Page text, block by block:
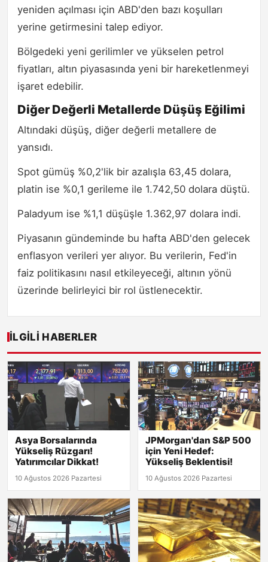
yeniden açılması için ABD'den bazı koşulları
yerine getirmesini talep ediyor.
Bölgedeki yeni gerilimler ve yükselen petrol
fiyatları, altın piyasasında yeni bir hareketlenmeyi
işaret edebilir.
Diğer Değerli Metallerde Düşüş Eğilimi
Altındaki düşüş, diğer değerli metallere de
yansıdı.
Spot gümüş %0,2'lik bir azalışla 63,45 dolara,
platin ise %0,1 gerileme ile 1.742,50 dolara düştü.
Paladyum ise %1,1 düşüşle 1.362,97 dolara indi.
Piyasanın gündeminde bu hafta ABD'den gelecek
enflasyon verileri yer alıyor. Bu verilerin, Fed'in
faiz politikasını nasıl etkileyeceği, altının yönü
üzerinde belirleyici bir rol üstlenecektir.
İLGILI HABERLER
Asya Borsalarında
Yükseliş Rüzgarı!
Yatırımcılar Dikkat!
10 Ağustos 2026 Pazartesi
JPMorgan'dan S&P 500
için Yeni Hedef:
Yükseliş Beklentisi!
10 Ağustos 2026 Pazartesi